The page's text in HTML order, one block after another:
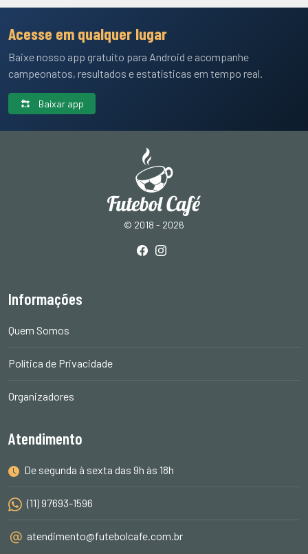
Acesse em qualquer lugar
Baixe nosso app gratuito para Android e acompanhe
campeonatos, resultados e estatísticas em tempo real.
Baixar app
© 2018 - 2026
Informações
Quem Somos
Política de Privacidade
Organizadores
Atendimento
De segunda à sexta das 9h às 18h
(11) 97693-1596
atendimento@futebolcafe.com.br